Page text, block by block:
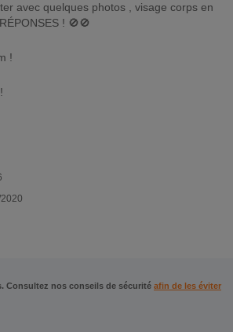
avec quelques photos , visage corps en
! 🚫🚫
!
Consultez nos conseils de sécurité afin de les éviter